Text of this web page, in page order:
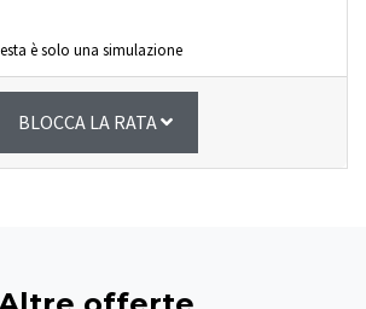
è solo una simulazione
BLOCCA LA RATA